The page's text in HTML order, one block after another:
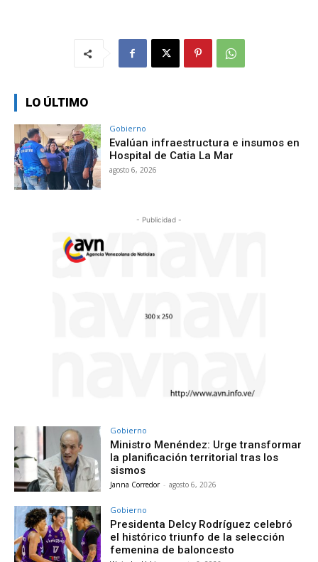
LO ÚLTIMO
Gobierno
Evalúan infraestructura e insumos en
Hospital de Catia La Mar
agosto 6, 2026
- Publicidad -
Gobierno
Ministro Menéndez: Urge transformar
la planificación territorial tras los
sismos
Janna Corredor - agosto 6, 2026
Gobierno
Presidenta Delcy Rodríguez celebró
el histórico triunfo de la selección
femenina de baloncesto